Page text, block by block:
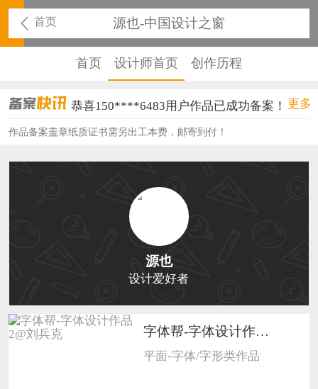
首页 源也-中国设计之窗
首页 设计师首页 创作历程
恭喜150****6483用户作品已成功备案！
恭喜131****2473用户作品已成功备案！
恭喜159****4201用户作品已成功备案！
恭喜133****6466用户作品已成功备案！
恭喜131****1475用户作品已成功备案！
恭喜133****8874用户作品已成功备案！
恭喜138****8638用户作品已成功备案！
恭喜133****9020用户作品已成功备案！
恭喜136****9807用户作品已成功备案！
更多
作品备案盖章纸质证书需另出工本费，邮寄到付！
源也
设计爱好者
字体帮-字体设计作品2@刘兵克1005
平面-字体/字形类作品